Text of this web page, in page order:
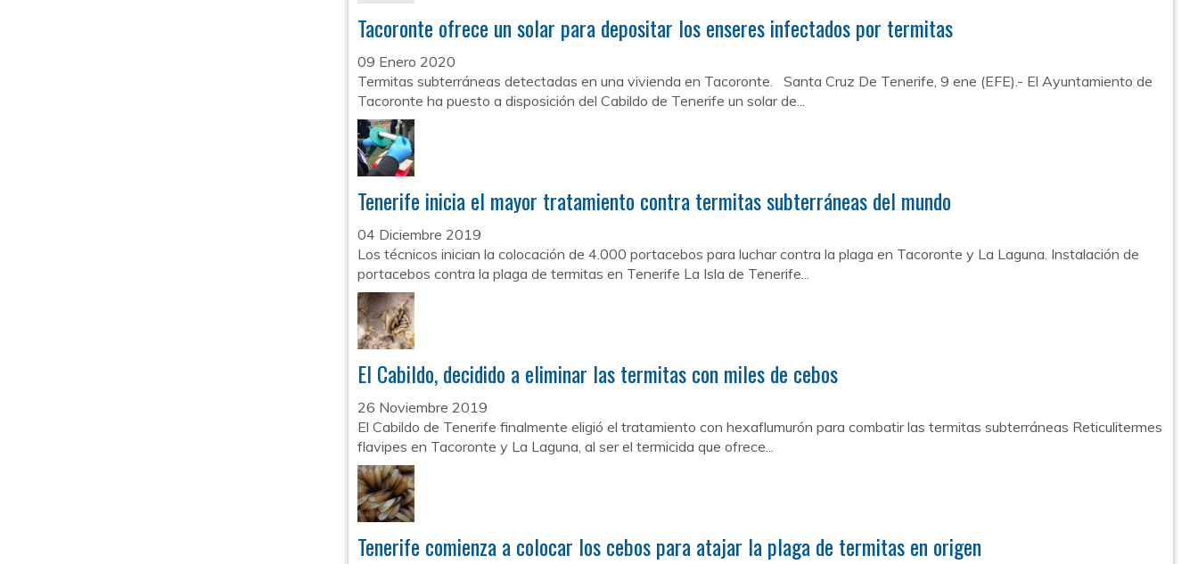
Tacoronte ofrece un solar para depositar los enseres infectados por termitas
09 Enero 2020
Termitas subterráneas detectadas en una vivienda en Tacoronte. Santa Cruz De Tenerife, 9 ene (EFE).- El Ayuntamiento de
Tacoronte ha puesto a disposición del Cabildo de Tenerife un solar de...
Tenerife inicia el mayor tratamiento contra termitas subterráneas del mundo
04 Diciembre 2019
Los técnicos inician la colocación de 4.000 portacebos para luchar contra la plaga en Tacoronte y La Laguna. Instalación de
portacebos contra la plaga de termitas en Tenerife La Isla de Tenerife...
El Cabildo, decidido a eliminar las termitas con miles de cebos
26 Noviembre 2019
El Cabildo de Tenerife finalmente eligió el tratamiento con hexaflumurón para combatir las termitas subterráneas Reticulitermes
flavipes en Tacoronte y La Laguna, al ser el termicida que ofrece...
Tenerife comienza a colocar los cebos para atajar la plaga de termitas en origen